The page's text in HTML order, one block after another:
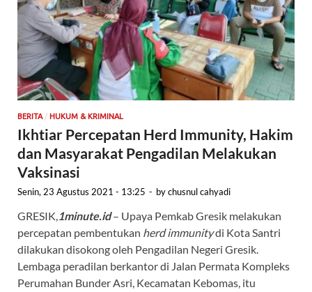
BERITA/ HUKUM & KRIMINAL
Ikhtiar Percepatan Herd Immunity, Hakim
dan Masyarakat Pengadilan Melakukan
Vaksinasi
Senin, 23 Agustus 2021 - 13:25 - bychusnul cahyadi
GRESIK,1minute.id– Upaya Pemkab Gresik melakukan
percepatan pembentukan herd immunitydi Kota Santri
dilakukan disokong oleh Pengadilan Negeri Gresik.
Lembaga peradilan berkantor di Jalan Permata Kompleks
Perumahan Bunder Asri, Kecamatan Kebomas, itu